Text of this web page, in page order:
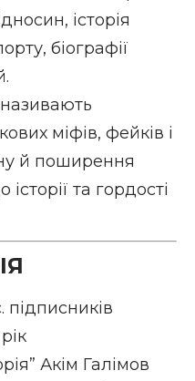
історія
біографії
міфів, фейків і
й поширення
та гордості
підписників
Акім Галімов